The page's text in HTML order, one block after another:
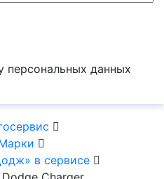
персональных данных
в сервисе